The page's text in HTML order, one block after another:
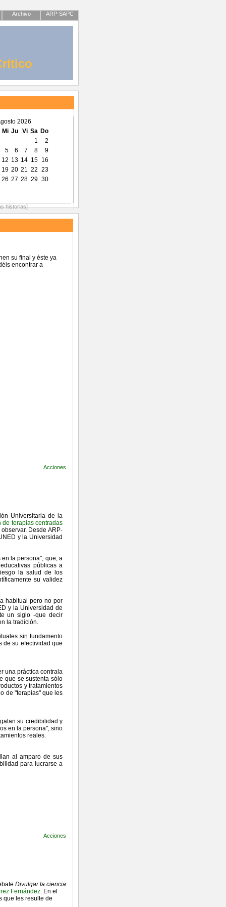
Archivo ARP-SAPC
2026
Mi Ju Vi Sa Do
1
2
5 6 7 8
9
12 13 14 15
16
19 20 21 22 23
26 27 28 29 30
historias]
su final y éste ya
encontrar a
Acciones
Universitaria de la
de terapias centradas
Desde ARP-
y la Universidad
la persona", que, a
públicas a
la salud de los
su validez
habitual pero no por
y la Universidad de
un siglo -que decir
la tradición.
sin fundamento
de su efectividad que
una práctica contrala
que se sustenta sólo
y tratamientos
de "terapias" que les
su credibilidad y
en la persona", sino
reales.
al amparo de sus
para lucrarse a
Acciones
Divulgar la ciencia:
Fernández. En el
que les resulte de